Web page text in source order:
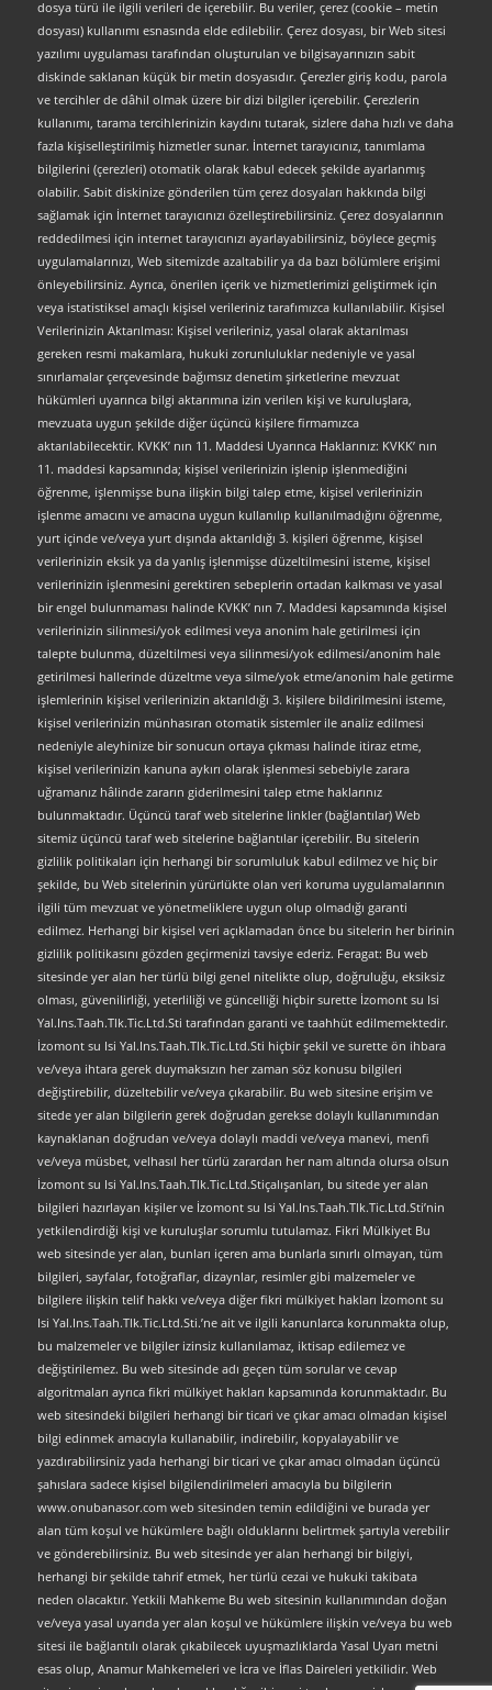
dosya türü ile ilgili verileri de içerebilir. Bu veriler, çerez (cookie – metin
dosyası) kullanımı esnasında elde edilebilir. Çerez dosyası, bir Web sitesi
yazılımı uygulaması tarafından oluşturulan ve bilgisayarınızın sabit
diskinde saklanan küçük bir metin dosyasıdır. Çerezler giriş kodu, parola
ve tercihler de dâhil olmak üzere bir dizi bilgiler içerebilir. Çerezlerin
kullanımı, tarama tercihlerinizin kaydını tutarak, sizlere daha hızlı ve daha
fazla kişiselleştirilmiş hizmetler sunar. İnternet tarayıcınız, tanımlama
bilgilerini (çerezleri) otomatik olarak kabul edecek şekilde ayarlanmış
olabilir. Sabit diskinize gönderilen tüm çerez dosyaları hakkında bilgi
sağlamak için İnternet tarayıcınızı özelleştirebilirsiniz. Çerez dosyalarının
reddedilmesi için internet tarayıcınızı ayarlayabilirsiniz, böylece geçmiş
uygulamalarınızı, Web sitemizde azaltabilir ya da bazı bölümlere erişimi
önleyebilirsiniz. Ayrıca, önerilen içerik ve hizmetlerimizi geliştirmek için
veya istatistiksel amaçlı kişisel verileriniz tarafımızca kullanılabilir. Kişisel
Verilerinizin Aktarılması: Kişisel verileriniz, yasal olarak aktarılması
gereken resmi makamlara, hukuki zorunluluklar nedeniyle ve yasal
sınırlamalar çerçevesinde bağımsız denetim şirketlerine mevzuat
hükümleri uyarınca bilgi aktarımına izin verilen kişi ve kuruluşlara,
mevzuata uygun şekilde diğer üçüncü kişilere firmamızca
aktarılabilecektir. KVKK’ nın 11. Maddesi Uyarınca Haklarınız: KVKK’ nın
11. maddesi kapsamında; kişisel verilerinizin işlenip işlenmediğini
öğrenme, işlenmişse buna ilişkin bilgi talep etme, kişisel verilerinizin
işlenme amacını ve amacına uygun kullanılıp kullanılmadığını öğrenme,
yurt içinde ve/veya yurt dışında aktarıldığı 3. kişileri öğrenme, kişisel
verilerinizin eksik ya da yanlış işlenmişse düzeltilmesini isteme, kişisel
verilerinizin işlenmesini gerektiren sebeplerin ortadan kalkması ve yasal
bir engel bulunmaması halinde KVKK’ nın 7. Maddesi kapsamında kişisel
verilerinizin silinmesi/yok edilmesi veya anonim hale getirilmesi için
talepte bulunma, düzeltilmesi veya silinmesi/yok edilmesi/anonim hale
getirilmesi hallerinde düzeltme veya silme/yok etme/anonim hale getirme
işlemlerinin kişisel verilerinizin aktarıldığı 3. kişilere bildirilmesini isteme,
kişisel verilerinizin münhasıran otomatik sistemler ile analiz edilmesi
nedeniyle aleyhinize bir sonucun ortaya çıkması halinde itiraz etme,
kişisel verilerinizin kanuna aykırı olarak işlenmesi sebebiyle zarara
uğramanız hâlinde zararın giderilmesini talep etme haklarınız
bulunmaktadır. Üçüncü taraf web sitelerine linkler (bağlantılar) Web
sitemiz üçüncü taraf web sitelerine bağlantılar içerebilir. Bu sitelerin
gizlilik politikaları için herhangi bir sorumluluk kabul edilmez ve hiç bir
şekilde, bu Web sitelerinin yürürlükte olan veri koruma uygulamalarının
ilgili tüm mevzuat ve yönetmeliklere uygun olup olmadığı garanti
edilmez. Herhangi bir kişisel veri açıklamadan önce bu sitelerin her birinin
gizlilik politikasını gözden geçirmenizi tavsiye ederiz. Feragat: Bu web
sitesinde yer alan her türlü bilgi genel nitelikte olup, doğruluğu, eksiksiz
olması, güvenilirliği, yeterliliği ve güncelliği hiçbir surette İzomont su Isi
Yal.Ins.Taah.Tlk.Tic.Ltd.Sti tarafından garanti ve taahhüt edilmemektedir.
İzomont su Isi Yal.Ins.Taah.Tlk.Tic.Ltd.Sti hiçbir şekil ve surette ön ihbara
ve/veya ihtara gerek duymaksızın her zaman söz konusu bilgileri
değiştirebilir, düzeltebilir ve/veya çıkarabilir. Bu web sitesine erişim ve
sitede yer alan bilgilerin gerek doğrudan gerekse dolaylı kullanımından
kaynaklanan doğrudan ve/veya dolaylı maddi ve/veya manevi, menfi
ve/veya müsbet, velhasıl her türlü zarardan her nam altında olursa olsun
İzomont su Isi Yal.Ins.Taah.Tlk.Tic.Ltd.Stiçalışanları, bu sitede yer alan
bilgileri hazırlayan kişiler ve İzomont su Isi Yal.Ins.Taah.Tlk.Tic.Ltd.Sti’nin
yetkilendirdiği kişi ve kuruluşlar sorumlu tutulamaz. Fikri Mülkiyet Bu
web sitesinde yer alan, bunları içeren ama bunlarla sınırlı olmayan, tüm
bilgileri, sayfalar, fotoğraflar, dizaynlar, resimler gibi malzemeler ve
bilgilere ilişkin telif hakkı ve/veya diğer fikri mülkiyet hakları İzomont su
Isi Yal.Ins.Taah.Tlk.Tic.Ltd.Sti.’ne ait ve ilgili kanunlarca korunmakta olup,
bu malzemeler ve bilgiler izinsiz kullanılamaz, iktisap edilemez ve
değiştirilemez. Bu web sitesinde adı geçen tüm sorular ve cevap
algoritmaları ayrıca fikri mülkiyet hakları kapsamında korunmaktadır. Bu
web sitesindeki bilgileri herhangi bir ticari ve çıkar amacı olmadan kişisel
bilgi edinmek amacıyla kullanabilir, indirebilir, kopyalayabilir ve
yazdırabilirsiniz yada herhangi bir ticari ve çıkar amacı olmadan üçüncü
şahıslara sadece kişisel bilgilendirilmeleri amacıyla bu bilgilerin
www.onubanasor.com web sitesinden temin edildiğini ve burada yer
alan tüm koşul ve hükümlere bağlı olduklarını belirtmek şartıyla verebilir
ve gönderebilirsiniz. Bu web sitesinde yer alan herhangi bir bilgiyi,
herhangi bir şekilde tahrif etmek, her türlü cezai ve hukuki takibata
neden olacaktır. Yetkili Mahkeme Bu web sitesinin kullanımından doğan
ve/veya yasal uyarıda yer alan koşul ve hükümlere ilişkin ve/veya bu web
sitesi ile bağlantılı olarak çıkabilecek uyuşmazlıklarda Yasal Uyarı metni
esas olup, Anamur Mahkemeleri ve İcra ve İflas Daireleri yetkilidir. Web